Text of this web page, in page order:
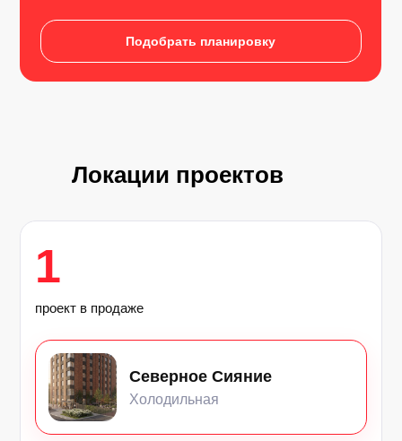
Подобрать планировку
Локации проектов
1
проект в продаже
Северное Сияние
Холодильная